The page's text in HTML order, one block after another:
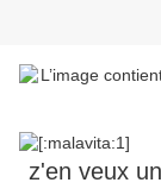
z'en veux